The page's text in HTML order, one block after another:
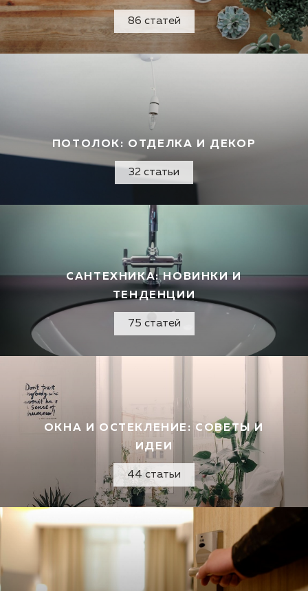
86 статей
ПОТОЛОК: ОТДЕЛКА И ДЕКОР
32 статьи
САНТЕХНИКА: НОВИНКИ И
ТЕНДЕНЦИИ
75 статей
ОКНА И ОСТЕКЛЕНИЕ: СОВЕТЫ И
ИДЕИ
44 статьи